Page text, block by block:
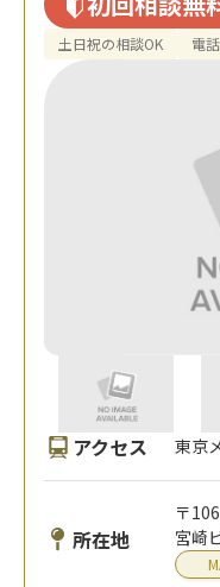
土日祝の相談OK 電
アクセス 東京
所在地
〒
宮崎